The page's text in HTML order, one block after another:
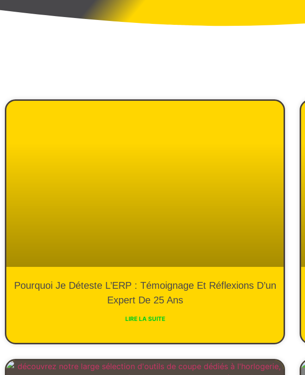
Pourquoi Je Déteste L’ERP : Témoignage Et Réflexions D’un
Expert De 25 Ans
LIRE LA SUITE